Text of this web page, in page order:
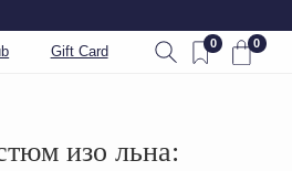
изо льна: